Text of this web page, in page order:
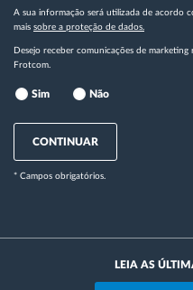
A sua informação será utilizada de acordo
mais sobre a proteção de dados.
Desejo receber comunicações de
Frotcom.
Sim Não
CONTINUAR
* Campos obrigatórios.
LEIA AS